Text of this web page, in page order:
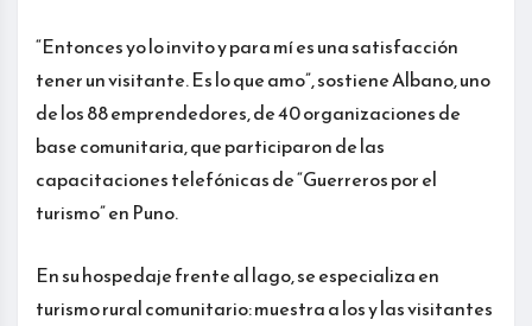
“Entonces yo lo invito y para mí es una satisfacción
tener un visitante. Es lo que amo”, sostiene Albano, uno
de los 88 emprendedores, de 40 organizaciones de
base comunitaria, que participaron de las
capacitaciones telefónicas de “Guerreros por el
turismo” en Puno.
En su hospedaje frente al lago, se especializa en
turismo rural comunitario: muestra a los y las visitantes